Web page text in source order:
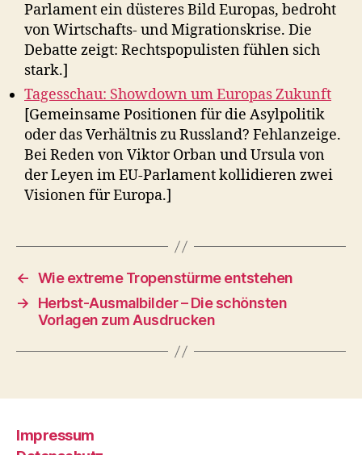
Parlament ein düsteres Bild Europas, bedroht
von Wirtschafts- und Migrationskrise. Die
Debatte zeigt: Rechtspopulisten fühlen sich
stark.]
Tagesschau: Showdown um Europas Zukunft
[Gemeinsame Positionen für die Asylpolitik
oder das Verhältnis zu Russland? Fehlanzeige.
Bei Reden von Viktor Orban und Ursula von
der Leyen im EU-Parlament kollidieren zwei
Visionen für Europa.]
← Wie extreme Tropenstürme entstehen
→
Herbst-Ausmalbilder – Die schönsten
Vorlagen zum Ausdrucken
Impressum